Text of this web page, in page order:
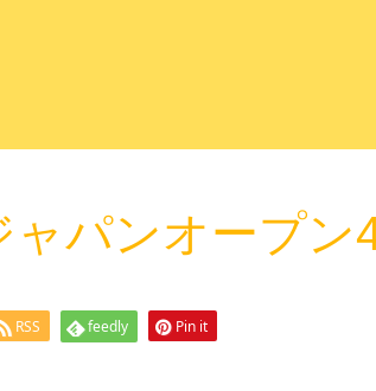
ャパンオープン
RSS feedly Pin it